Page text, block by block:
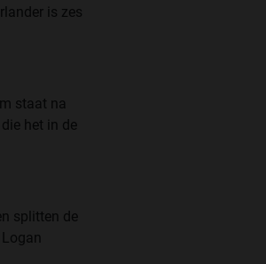
is zes
staat na
het in de
splitten de